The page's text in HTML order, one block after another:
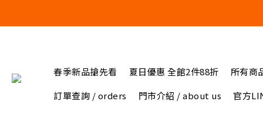
春季新品搶先看 夏日優惠 全館2件88折
所有商
訂單查詢 / orders
門市介紹 / about us 官方